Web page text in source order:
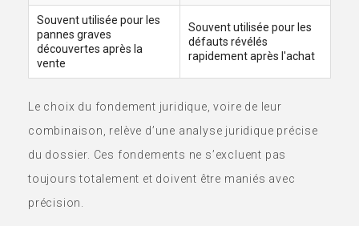
Souvent utilisée pour les
pannes graves
découvertes après la
vente
Souvent utilisée pour les
défauts révélés
rapidement après l'achat
Le choix du fondement juridique, voire de leur
combinaison, relève d’une analyse juridique précise
du dossier. Ces fondements ne s’excluent pas
toujours totalement et doivent être maniés avec
précision.